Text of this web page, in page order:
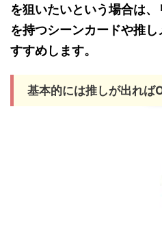
を狙いたいという場合は
を持つシーンカードや推
すすめします。
基本的には推しが出れば